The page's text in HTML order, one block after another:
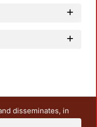
disseminates, in
and research